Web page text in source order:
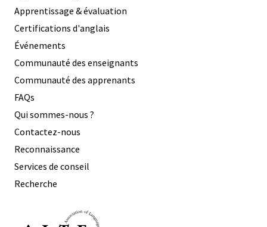
Apprentissage & évaluation
Certifications d'anglais
Événements
Communauté des enseignants
Communauté des apprenants
FAQs
Qui sommes-nous ?
Contactez-nous
Reconnaissance
Services de conseil
Recherche